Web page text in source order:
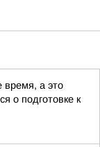
время, а это
о подготовке к